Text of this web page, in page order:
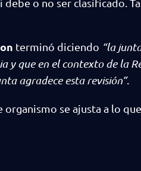
debe o no ser clasificado.
terminó diciendo “la
y que en el contexto de la
agradece esta revisión”.
se ajusta a lo